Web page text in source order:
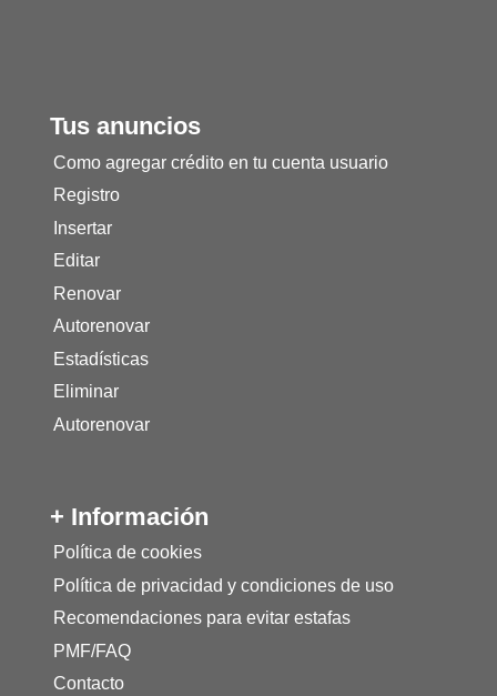
Tus anuncios
Como agregar crédito en tu cuenta usuario
Registro
Insertar
Editar
Renovar
Autorenovar
Estadísticas
Eliminar
Autorenovar
+ Información
Política de cookies
Política de privacidad y condiciones de uso
Recomendaciones para evitar estafas
PMF/FAQ
Contacto